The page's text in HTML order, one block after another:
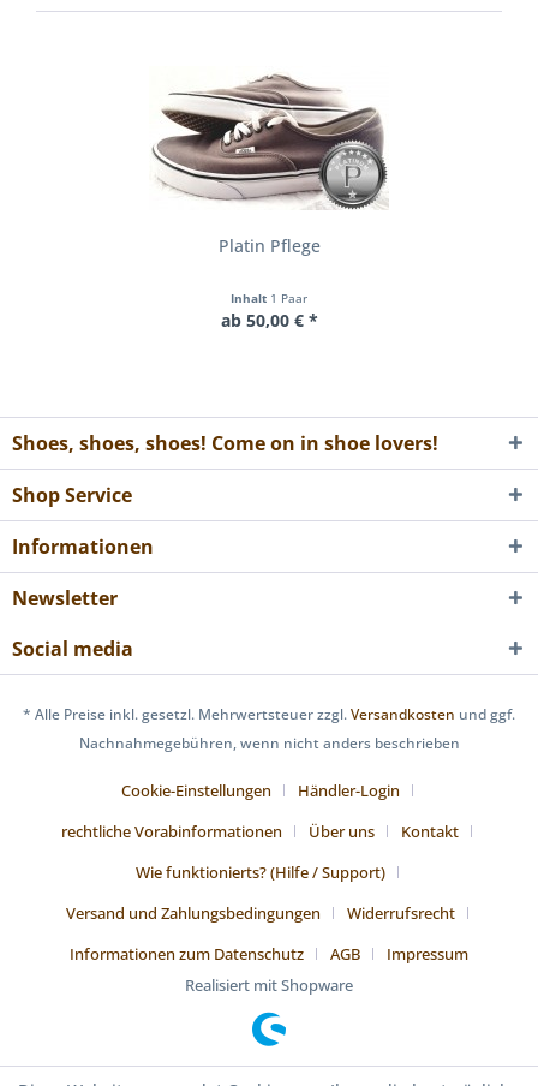
Platin Pflege
Inhalt 1 Paar
ab 50,00 € *
Shoes, shoes, shoes! Come on in shoe lovers!
Shop Service
Informationen
Newsletter
Social media
* Alle Preise inkl. gesetzl. Mehrwertsteuer zzgl.Versandkosten und ggf.
Nachnahmegebühren, wenn nicht anders beschrieben
Cookie-Einstellungen
Händler-Login
rechtliche Vorabinformationen
Über uns
Kontakt
Wie funktionierts? (Hilfe / Support)
Versand und Zahlungsbedingungen
Widerrufsrecht
Informationen zum Datenschutz
AGB
Impressum
Realisiert mit Shopware